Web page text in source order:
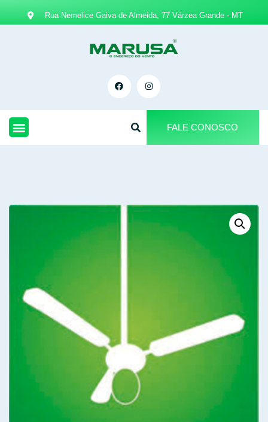
Rua Nemelice Gaiva de Almeida, 77 Várzea Grande - MT
FALE CONOSCO